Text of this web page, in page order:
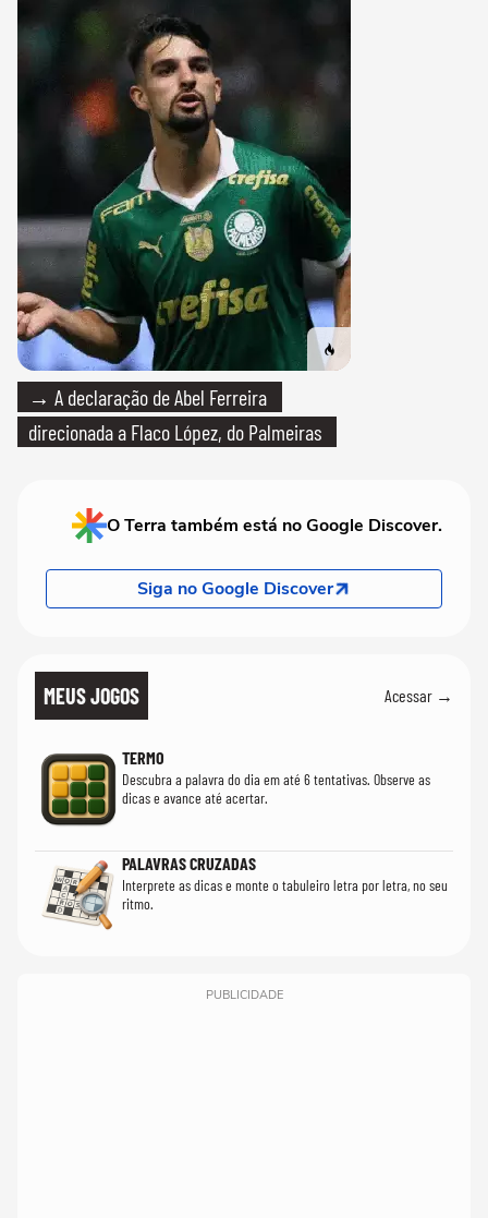
→ A declaração de Abel Ferreira
direcionada a Flaco López, do Palmeiras
O Terra também está no Google Discover.
Siga no Google Discover
MEUS JOGOS Acessar →
TERMO
Descubra a palavra do dia em até 6 tentativas. Observe as
dicas e avance até acertar.
PALAVRAS CRUZADAS
Interprete as dicas e monte o tabuleiro letra por letra, no seu
ritmo.
PUBLICIDADE